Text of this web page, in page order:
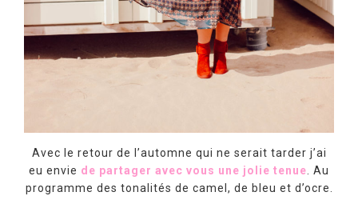
Avec le retour de l’automne qui ne serait tarder j’ai
eu envie de partager avec vous une jolie tenue . Au
programme des tonalités de camel, de bleu et d’ocre.